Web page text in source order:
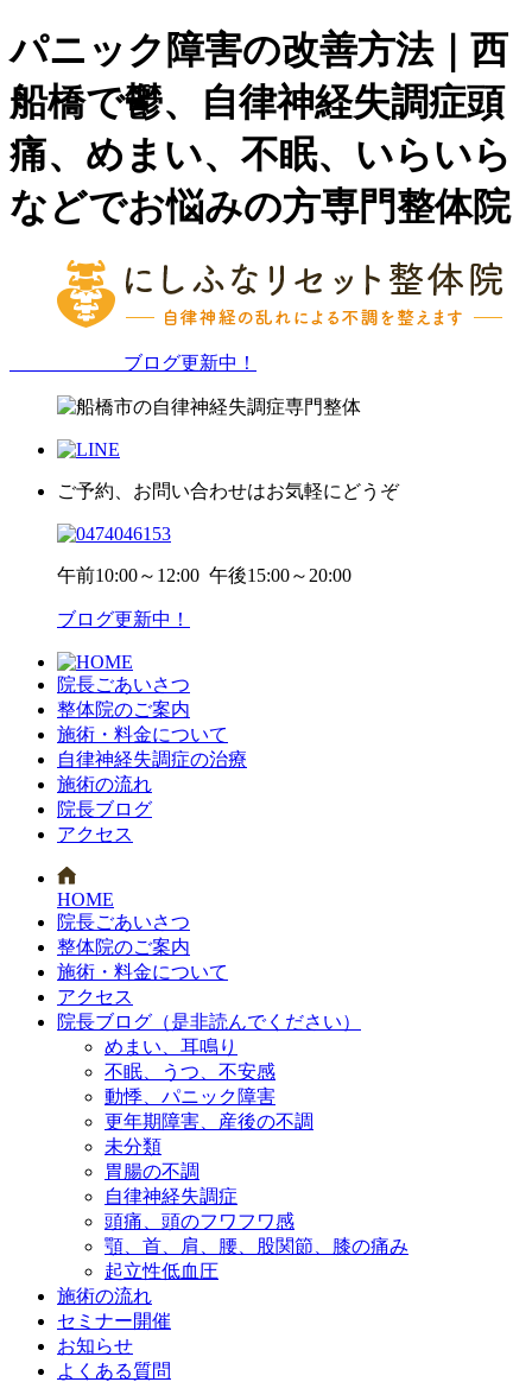
パニック障害の改善方法｜西
船橋で鬱、自律神経失調症頭
痛、めまい、不眠、いらいら
などでお悩みの方専門整体院
ブログ更新中！
ご予約、お問い合わせはお気軽にどうぞ
午前10:00～12:00 午後15:00～20:00
ブログ更新中！
院長ごあいさつ
整体院のご案内
施術・料金について
自律神経失調症の治療
施術の流れ
院長ブログ
アクセス
HOME
院長ごあいさつ
整体院のご案内
施術・料金について
アクセス
院長ブログ（是非読んでください）
めまい、耳鳴り
不眠、うつ、不安感
動悸、パニック障害
更年期障害、産後の不調
未分類
胃腸の不調
自律神経失調症
頭痛、頭のフワフワ感
顎、首、肩、腰、股関節、膝の痛み
起立性低血圧
施術の流れ
セミナー開催
お知らせ
よくある質問